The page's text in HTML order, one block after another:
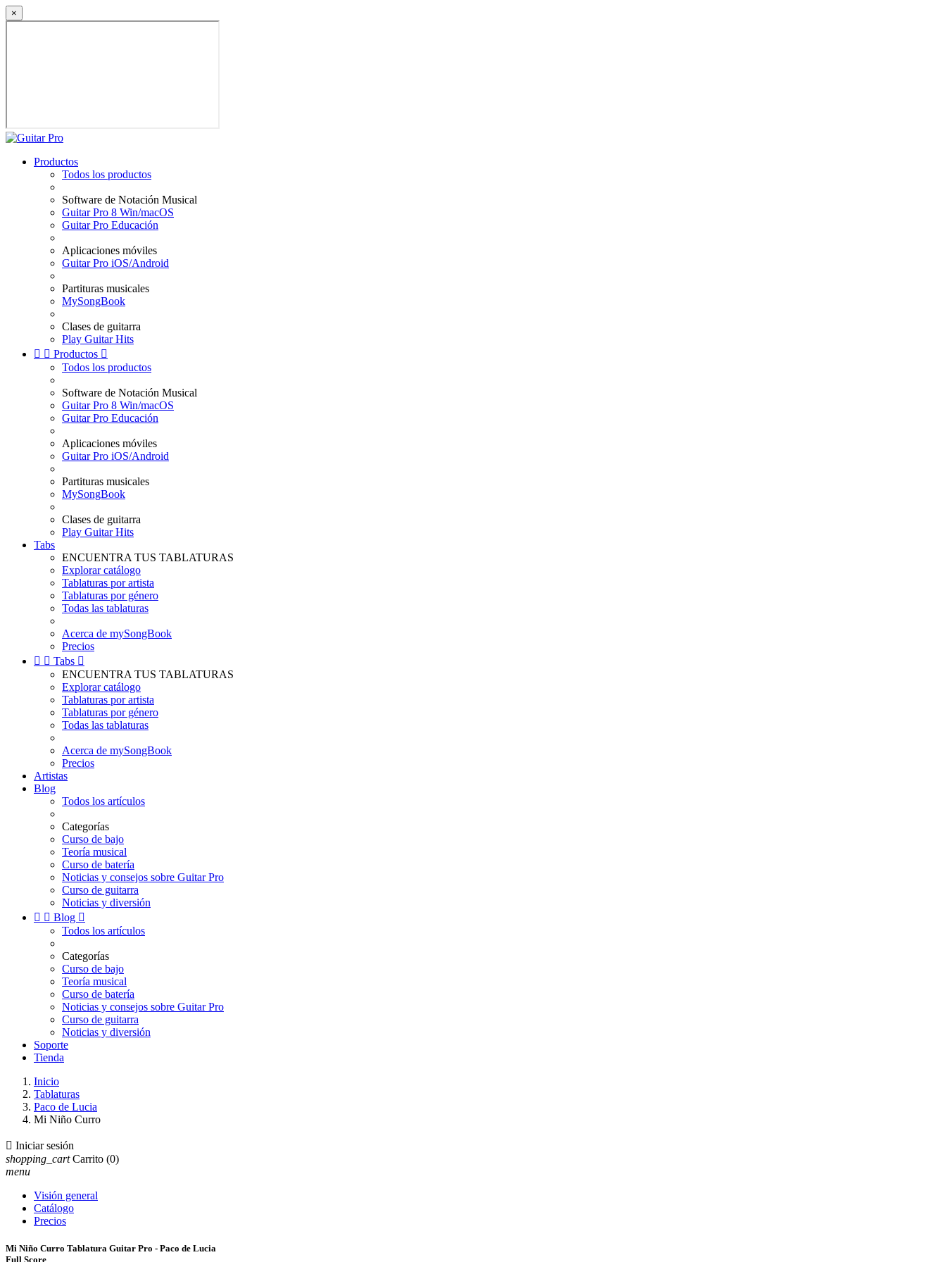
×
Productos
Todos los productos
Software de Notación Musical
Guitar Pro 8 Win/macOS
Guitar Pro Educación
Aplicaciones móviles
Guitar Pro iOS/Android
Partituras musicales
MySongBook
Clases de guitarra
Play Guitar Hits
  Productos 
Todos los productos
Software de Notación Musical
Guitar Pro 8 Win/macOS
Guitar Pro Educación
Aplicaciones móviles
Guitar Pro iOS/Android
Partituras musicales
MySongBook
Clases de guitarra
Play Guitar Hits
Tabs
ENCUENTRA TUS TABLATURAS
Explorar catálogo
Tablaturas por artista
Tablaturas por género
Todas las tablaturas
Acerca de mySongBook
Precios
  Tabs 
ENCUENTRA TUS TABLATURAS
Explorar catálogo
Tablaturas por artista
Tablaturas por género
Todas las tablaturas
Acerca de mySongBook
Precios
Artistas
Blog
Todos los artículos
Categorías
Curso de bajo
Teoría musical
Curso de batería
Noticias y consejos sobre Guitar Pro
Curso de guitarra
Noticias y diversión
  Blog 
Todos los artículos
Categorías
Curso de bajo
Teoría musical
Curso de batería
Noticias y consejos sobre Guitar Pro
Curso de guitarra
Noticias y diversión
Soporte
Tienda
Inicio
Tablaturas
Paco de Lucia
Mi Niño Curro
 Iniciar sesión
shopping_cart Carrito (0)
menu
Visión general
Catálogo
Precios
Mi Niño Curro Tablatura Guitar Pro - Paco de Lucia
Full Score